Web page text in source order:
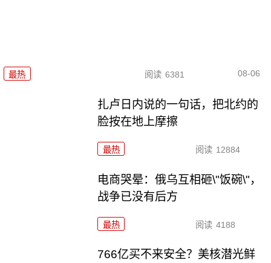
最热 阅读 6381 08-06
扎卢日内说的一句话，把北约的
脸按在地上摩擦
最热 阅读 12884
电商哭晕：俄乌互相砸\"饭碗\"，
战争已没有后方
最热 阅读 4188
766亿买不来安全？美核潜光鲜